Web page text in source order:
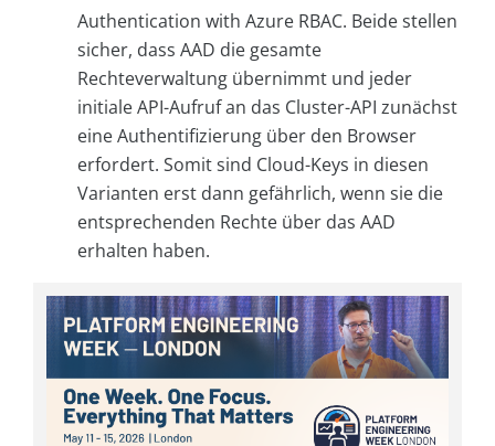
Authentication with Azure RBAC. Beide stellen
sicher, dass AAD die gesamte
Rechteverwaltung übernimmt und jeder
initiale API-Aufruf an das Cluster-API zunächst
eine Authentifizierung über den Browser
erfordert. Somit sind Cloud-Keys in diesen
Varianten erst dann gefährlich, wenn sie die
entsprechenden Rechte über das AAD
erhalten haben.